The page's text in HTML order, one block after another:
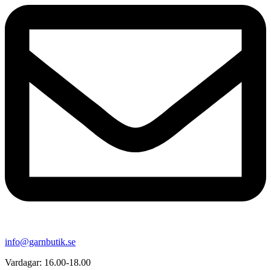
info@garnbutik.se
Vardagar: 16.00-18.00